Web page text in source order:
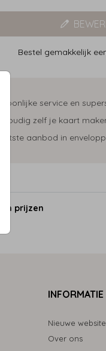
Bestel gemakkelijk
service en
zelf je kaart
aanbod in
en prijzen
INFORMATIE
Nieuwe website
Over ons